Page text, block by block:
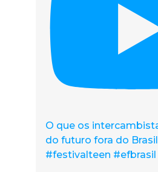
O que os
do futuro fora do
#festivalteen #efbrasil